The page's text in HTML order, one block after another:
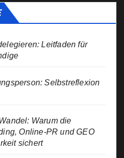
Leitfaden für
Selbstreflexion
Warum die
Online-PR und GEO
sichert